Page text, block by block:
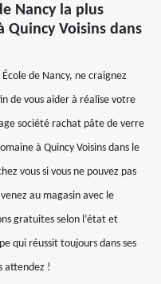
Nancy la plus
Quincy Voisins dans
de Nancy, ne craignez
de vous aider à réalise votre
société rachat pâte de verre
à Quincy Voisins dans le
vous si vous ne pouvez pas
au magasin avec le
gratuites selon l’état et
qui réussit toujours dans ses
attendez !